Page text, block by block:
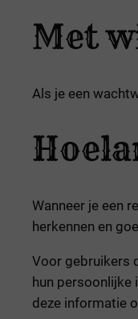
Met
Als je een
Wanneer je een
herkennen en
Voor gebruikers
hun persoonlijke
deze informatie